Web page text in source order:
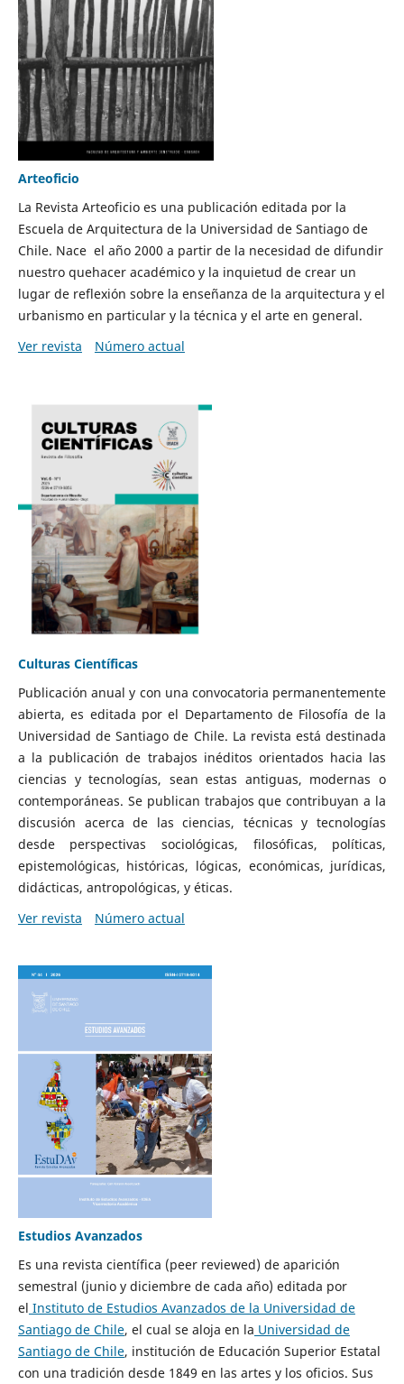
Arteoficio
La Revista Arteoficio es una publicación editada por la
Escuela de Arquitectura de la Universidad de Santiago de
Chile. Nace el año 2000 a partir de la necesidad de difundir
nuestro quehacer académico y la inquietud de crear un
lugar de reflexión sobre la enseñanza de la arquitectura y el
urbanismo en particular y la técnica y el arte en general.
Ver revista
Número actual
Culturas Científicas
Publicación anual y con una convocatoria permanentemente
abierta, es editada por el Departamento de Filosofía de la
Universidad de Santiago de Chile. La revista está destinada
a la publicación de trabajos inéditos orientados hacia las
ciencias y tecnologías, sean estas antiguas, modernas o
contemporáneas. Se publican trabajos que contribuyan a la
discusión acerca de las ciencias, técnicas y tecnologías
desde perspectivas sociológicas, filosóficas, políticas,
epistemológicas, históricas, lógicas, económicas, jurídicas,
didácticas, antropológicas, y éticas.
Ver revista
Número actual
Estudios Avanzados
Es una revista científica (peer reviewed) de aparición
semestral (junio y diciembre de cada año) editada por
el Instituto de Estudios Avanzados de la Universidad de
Santiago de Chile, el cual se aloja en la Universidad de
Santiago de Chile, institución de Educación Superior Estatal
con una tradición desde 1849 en las artes y los oficios. Sus